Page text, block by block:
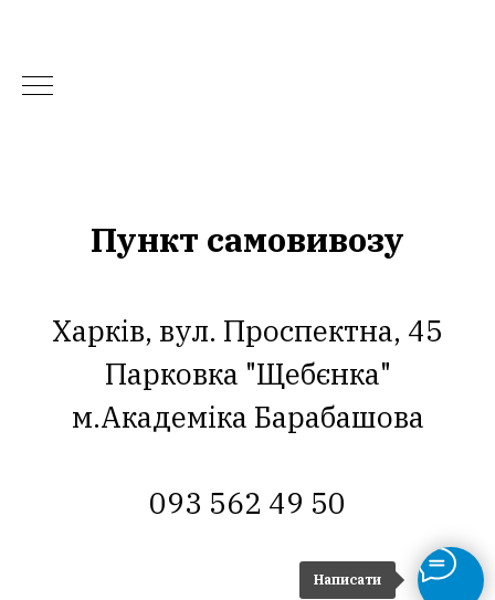
Написати
Пункт самовивозу
Харків, вул. Проспектна, 45
Парковка "Щебєнка"
м.Академіка Барабашова
093 562 49 50